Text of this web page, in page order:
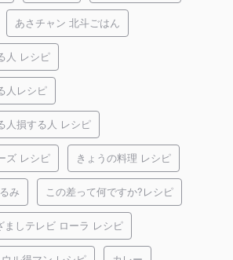
あさチャン 北斗ごはん
人 レシピ
人レシピ
人損する人 レシピ
ズ レシピ きょうの料理 レシピ
み この差って何ですか?レシピ
ましテレビ ローラ レシピ